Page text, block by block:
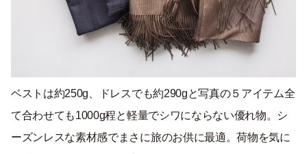
ベストは約250g、ドレスでも約290gと写真の５アイテム全
て合わせても1000g程と軽量でシワにならない優れ物。シ
ーズンレスな素材感でまさに旅のお供に最適。荷物を気に